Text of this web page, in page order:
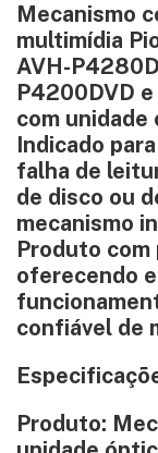
Mecanismo
multimídia
AVH-
P4200DVD e
com unidade
Indicado
falha de
de disco ou
mecanismo
Produto com
oferecendo
confiável de
Produto: